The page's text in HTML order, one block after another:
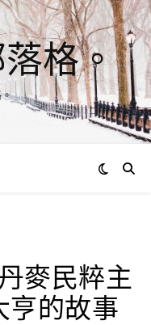
格。
麥民粹主
亨的故事